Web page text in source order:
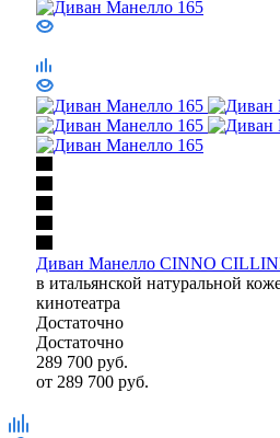
Диван Манелло CINNO
в итальянской натуральной
кинотеатра
Достаточно
Достаточно
289 700 руб.
от 289 700 руб.